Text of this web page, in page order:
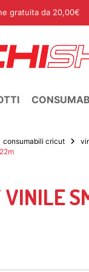
gratuita da 20,00€
consumabili cricut